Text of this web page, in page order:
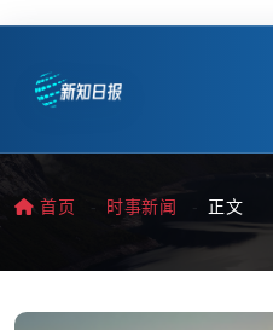
首页 时事新闻 正文